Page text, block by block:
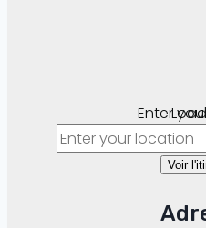
Enter
Voir